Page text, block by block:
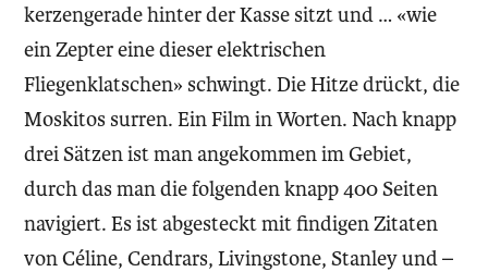
kerzengerade hinter der Kasse sitzt und … «wie
ein Zepter eine dieser elektrischen
Fliegenklatschen» schwingt. Die Hitze drückt, die
Moskitos surren. Ein Film in Worten. Nach knapp
drei Sätzen ist man angekommen im Gebiet,
durch das man die folgenden knapp 400 Seiten
navigiert. Es ist abgesteckt mit findigen Zitaten
von Céline, Cendrars, Livingstone, Stanley und –